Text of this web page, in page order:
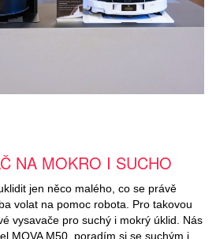
NA MOKRO I SUCHO
jen něco malého, co se právě
volat na pomoc robota. Pro takovou
vysavače pro suchý i mokrý úklid. Nás
MOVA M50, poradím si se suchým i